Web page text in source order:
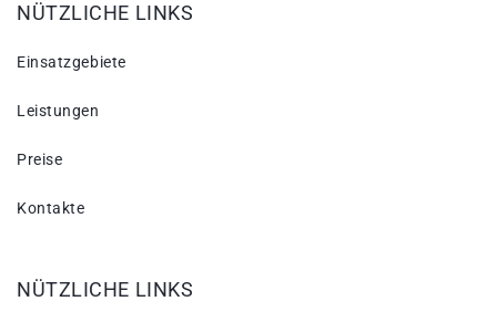
NÜTZLICHE LINKS
Einsatzgebiete
Leistungen
Preise
Kontakte
NÜTZLICHE LINKS